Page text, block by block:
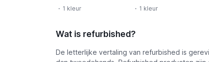
1 kleur 1 kleur
Wat is refurbished?
De letterlijke vertaling van refurbished is